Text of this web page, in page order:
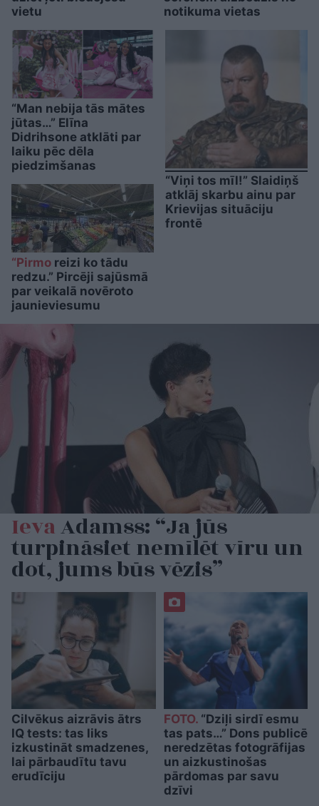
vietu
notikuma vietas
“Man nebija tās mātes
jūtas…” Elīna
Didrihsone atklāti par
laiku pēc dēla
piedzimšanas
“Pirmo reizi ko tādu
redzu.” Pircēji sajūsmā
par veikalā novēroto
jaunieviesumu
“Viņi tos mīl!” Slaidiņš
atklāj skarbu ainu par
Krievijas situāciju
frontē
IevaAdamss: “Ja jūs
turpināsiet nemīlēt vīru un
dot, jums būs vēzis”
Cilvēkus aizrāvis ātrs
IQ tests: tas liks
izkustināt smadzenes,
lai pārbaudītu tavu
erudīciju
FOTO.“Dziļi sirdī esmu
tas pats…” Dons publicē
neredzētas fotogrāfijas
un aizkustinošas
pārdomas par savu
dzīvi